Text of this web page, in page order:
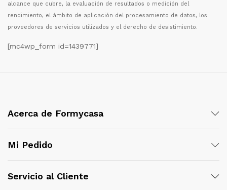
alcance que cubre, la evaluación de resultados o medición del
rendimiento, el ámbito de aplicación del procesamiento de datos, los
proveedores de servicios utilizados y el derecho de desistimiento.
[mc4wp_form id=1439771]
Acerca de Formycasa
Mi Pedido
Servicio al Cliente